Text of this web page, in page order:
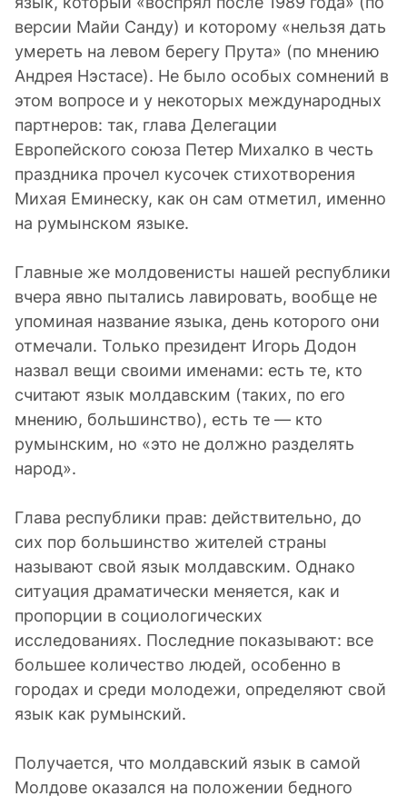
версии Майи Санду) и которому «нельзя дать
умереть на левом берегу Прута» (по мнению
Андрея Нэстасе). Не было особых сомнений в
этом вопросе и у некоторых международных
партнеров: так, глава Делегации
Европейского союза Петер Михалко в честь
праздника прочел кусочек стихотворения
Михая Еминеску, как он сам отметил, именно
на румынском языке.
Главные же молдовенисты нашей республики
вчера явно пытались лавировать, вообще не
упоминая название языка, день которого они
отмечали. Только президент Игорь Додон
назвал вещи своими именами: есть те, кто
считают язык молдавским (таких, по его
мнению, большинство), есть те — кто
румынским, но «это не должно разделять
народ».
Глава республики прав: действительно, до
сих пор большинство жителей страны
называют свой язык молдавским. Однако
ситуация драматически меняется, как и
пропорции в социологических
исследованиях. Последние показывают: все
большее количество людей, особенно в
городах и среди молодежи, определяют свой
язык как румынский.
Получается, что молдавский язык в самой
Молдове оказался на положении бедного